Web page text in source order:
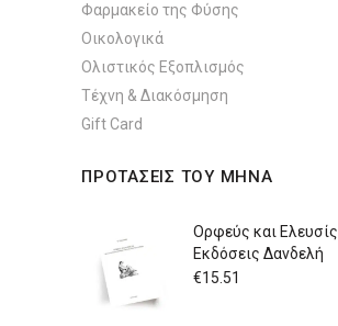
Φαρμακείο της Φύσης
Οικολογικά
Ολιστικός Εξοπλισμός
Τέχνη & Διακόσμηση
Gift Card
ΠΡΟΤΑΣΕΙΣ ΤΟΥ ΜΗΝΑ
Ορφεύς και Ελευσίς |
Εκδόσεις Δανδελή
€15.51